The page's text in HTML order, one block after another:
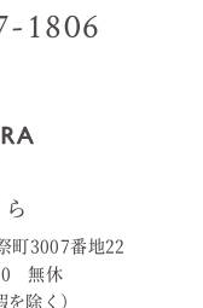
1806
町3007番地22
無休
除く）